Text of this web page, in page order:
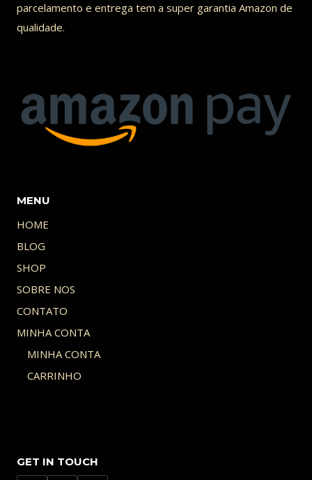
parcelamento e entrega tem a super garantia Amazon de
qualidade.
MENU
HOME
BLOG
SHOP
SOBRE NOS
CONTATO
MINHA CONTA
MINHA CONTA
CARRINHO
GET IN TOUCH